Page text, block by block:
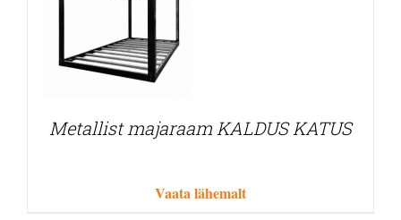
Metallist majaraam KALDUS KATUS
Vaata lähemalt